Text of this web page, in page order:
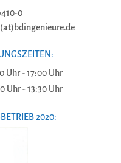
0
Uhr - 17:00 Uhr
Uhr - 13:30 Uhr
2020: